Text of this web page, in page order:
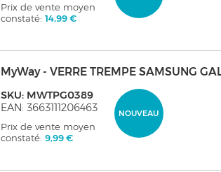
Prix de vente moyen
constaté:14,99 €
MyWay - VERRE TREMPE SAMSUNG
NOUVEAU
SKU: MWTPG0389
EAN: 3663111206463
Prix de vente moyen
constaté:9,99 €